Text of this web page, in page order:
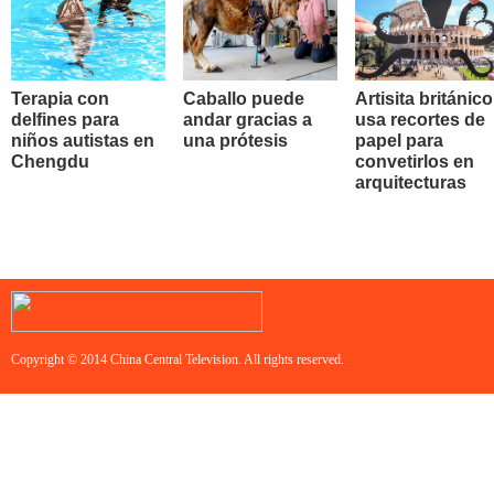
Terapia con
delfines para
niños autistas en
Chengdu
Caballo puede
andar gracias a
una prótesis
Artisita británico
usa recortes de
papel para
convetirlos en
arquitecturas
Copyright © 2014 China Central Television. All rights reserved.